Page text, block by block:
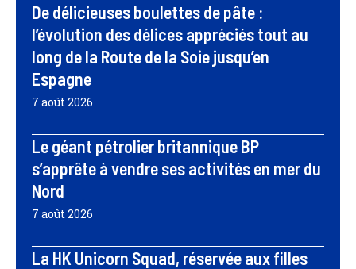
De délicieuses boulettes de pâte :
l’évolution des délices appréciés tout au
long de la Route de la Soie jusqu’en
Espagne
7 août 2026
Le géant pétrolier britannique BP
s’apprête à vendre ses activités en mer du
Nord
7 août 2026
La HK Unicorn Squad, réservée aux filles